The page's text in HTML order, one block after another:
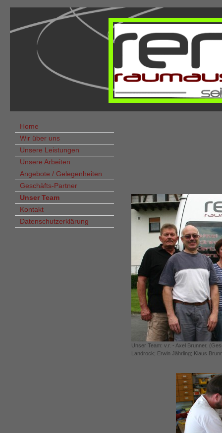
Home
Wir über uns
Unsere Leistungen
Unsere Arbeiten
Angebote / Gelegenheiten
Geschäfts-Partner
Unser Team
Kontakt
Datenschutzerklärung
Unser Team: v.r. - Axel Brunner,
Landrock; Erwin Jährling; Klaus